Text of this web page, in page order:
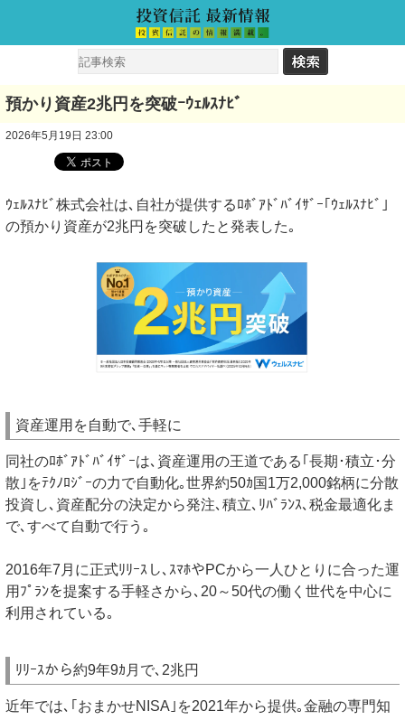
預かり資産2兆円を突破ｰｳｪﾙｽﾅﾋﾞ
2026年5月19日 23:00
ｳｪﾙｽﾅﾋﾞ株式会社は､自社が提供するﾛﾎﾞｱﾄﾞﾊﾞｲｻﾞｰ｢ｳｪﾙｽﾅﾋﾞ｣
の預かり資産が2兆円を突破したと発表した｡
資産運用を自動で､手軽に
同社のﾛﾎﾞｱﾄﾞﾊﾞｲｻﾞｰは､資産運用の王道である｢長期･積立･分
散｣をﾃｸﾉﾛｼﾞｰの力で自動化｡世界約50ｶ国1万2,000銘柄に分散
投資し､資産配分の決定から発注､積立､ﾘﾊﾞﾗﾝｽ､税金最適化ま
で､すべて自動で行う｡
2016年7月に正式ﾘﾘｰｽし､ｽﾏﾎやPCから一人ひとりに合った運
用ﾌﾟﾗﾝを提案する手軽さから､20～50代の働く世代を中心に
利用されている｡
ﾘﾘｰｽから約9年9ｶ月で､2兆円
近年では､｢おまかせNISA｣を2021年から提供｡金融の専門知